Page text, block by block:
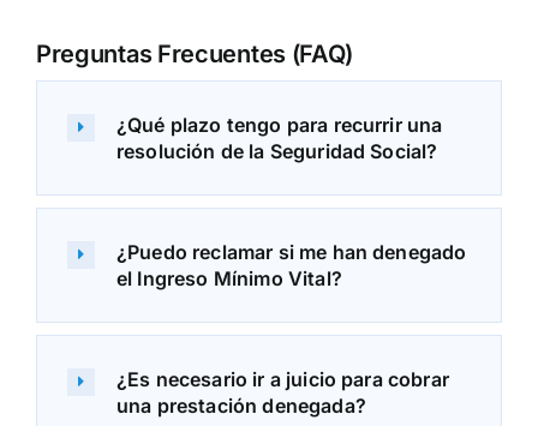
Preguntas Frecuentes (FAQ)
¿Qué plazo tengo para recurrir una
resolución de la Seguridad Social?
¿Puedo reclamar si me han denegado
el Ingreso Mínimo Vital?
¿Es necesario ir a juicio para cobrar
una prestación denegada?